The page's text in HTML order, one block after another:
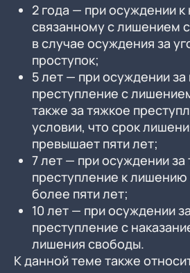
2 года — при осуждении
связанному с лишением
в случае осуждения за
проступок;
5 лет — при осуждении
преступление с
также за тяжкое
условии, что срок
превышает пяти лет;
7 лет — при осуждении за
преступление к
более пяти лет;
10 лет — при осуждении
преступление с
лишения свободы.
К данной теме также